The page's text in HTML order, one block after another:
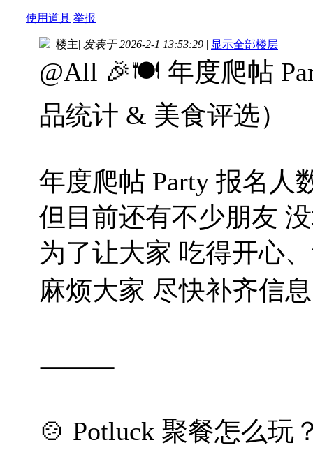
使用道具 举报
楼主| 发表于 2026-2-1 13:53:29 | 显示全部楼层
@All 🎉🍽️ 年度爬帖
品统计 & 美食评选）
年度爬帖 Party 报名人
但目前还有不少朋友
为了让大家 吃得开心
麻烦大家 尽快补齐信
⸻
🍲 Potluck 聚餐怎么玩